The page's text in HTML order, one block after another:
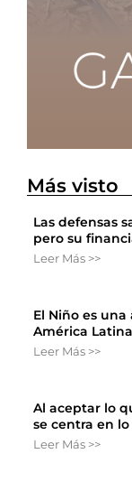
Más visto
Las defensas
pero su
Leer Más >>
El Niño es
América Latina
Leer Más >>
Al aceptar lo
se centra en
Leer Más >>